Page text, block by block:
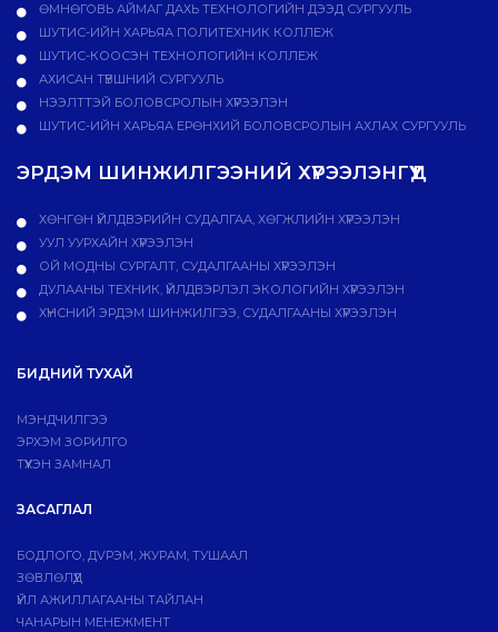
ӨМНӨГОВЬ АЙМАГ ДАХЬ ТЕХНОЛОГИЙН ДЭЭД СУРГУУЛЬ
ШУТИС-ИЙН ХАРЬЯА ПОЛИТЕХНИК КОЛЛЕЖ
ШУТИС-КООСЭН ТЕХНОЛОГИЙН КОЛЛЕЖ
АХИСАН ТҮВШНИЙ СУРГУУЛЬ
НЭЭЛТТЭЙ БОЛОВСРОЛЫН ХҮРЭЭЛЭН
ШУТИС-ИЙН ХАРЬЯА ЕРӨНХИЙ БОЛОВСРОЛЫН АХЛАХ СУРГУУЛЬ
ЭРДЭМ ШИНЖИЛГЭЭНИЙ ХҮРЭЭЛЭНГҮҮД
ХӨНГӨН ҮЙЛДВЭРИЙН СУДАЛГАА, ХӨГЖЛИЙН ХҮРЭЭЛЭН
УУЛ УУРХАЙН ХҮРЭЭЛЭН
ОЙ МОДНЫ СУРГАЛТ, СУДАЛГААНЫ ХҮРЭЭЛЭН
ДУЛААНЫ ТЕХНИК, ҮЙЛДВЭРЛЭЛ ЭКОЛОГИЙН ХҮРЭЭЛЭН
ХҮНСНИЙ ЭРДЭМ ШИНЖИЛГЭЭ, СУДАЛГААНЫ ХҮРЭЭЛЭН
БИДНИЙ ТУХАЙ
МЭНДЧИЛГЭЭ
ЭРХЭМ ЗОРИЛГО
ТҮҮХЭН ЗАМНАЛ
ЗАСАГЛАЛ
БОДЛОГО, ДVРЭМ, ЖУРАМ, ТУШААЛ
ЗӨВЛӨЛҮҮД
ҮЙЛ АЖИЛЛАГААНЫ ТАЙЛАН
ЧАНАРЫН МЕНЕЖМЕНТ